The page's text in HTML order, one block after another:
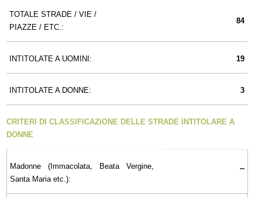
TOTALE STRADE / VIE /
PIAZZE / ETC.:
84
INTITOLATE A UOMINI: 19
INTITOLATE A DONNE: 3
CRITERI DI CLASSIFICAZIONE DELLE STRADE INTITOLARE A
DONNE
Madonne (Immacolata, Beata Vergine,
Santa Maria etc.):
--